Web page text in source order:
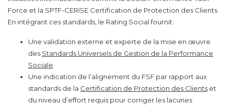
Force et la SPTF-CERISE Certification de Protection des Clients.
En intégrant ces standards, le Rating Social fournit:
Une validation externe et experte de la mise en œuvre
des Standards Universels de Gestion de la Performance
Sociale
Une indication de l’alignement du FSF par rapport aux
standards de la Certification de Protection des Clients et
du niveau d’effort requis pour corriger les lacunes